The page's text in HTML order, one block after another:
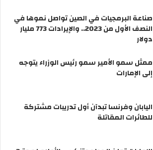
صناعة البرمجيات في الصين تواصل نموها في
النصف الأول من 2023.. والإيرادات 773 مليار
دولار
ممثل سمو الأمير سمو رئيس الوزراء يتوجه
إلى الإمارات
اليابان وفرنسا تبدآن أول تدريبات مشتركة
للطائرات المقاتلة